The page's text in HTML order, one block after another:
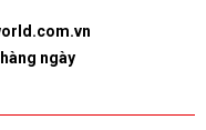
ngày